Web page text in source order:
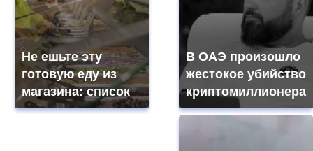
Не ешьте эту
готовую еду из
магазина: список
В ОАЭ произошло
жестокое убийство
криптомиллионера